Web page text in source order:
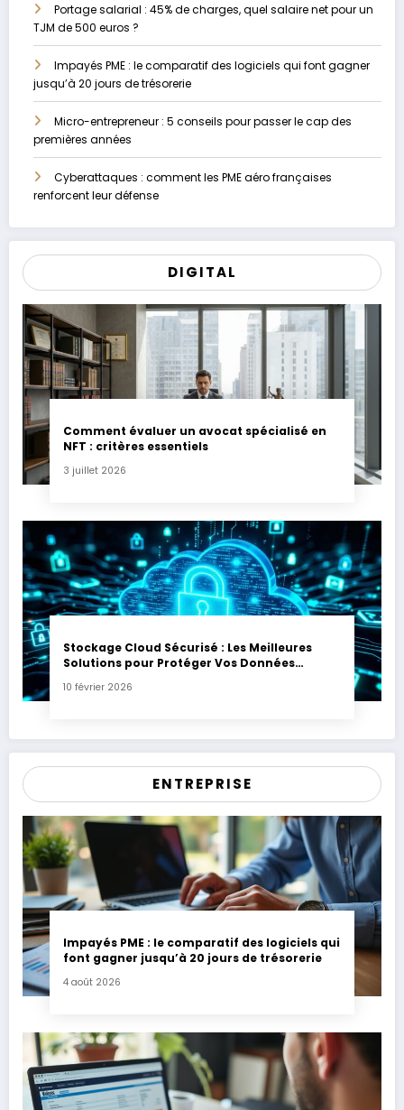
Portage salarial : 45% de charges, quel salaire net pour un
TJM de 500 euros ?
Impayés PME : le comparatif des logiciels qui font gagner
jusqu’à 20 jours de trésorerie
Micro-entrepreneur : 5 conseils pour passer le cap des
premières années
Cyberattaques : comment les PME aéro françaises
renforcent leur défense
DIGITAL
Comment évaluer un avocat spécialisé en
NFT : critères essentiels
3 juillet 2026
Stockage Cloud Sécurisé : Les Meilleures
Solutions pour Protéger Vos Données
10 février 2026
ENTREPRISE
Impayés PME : le comparatif des logiciels qui
font gagner jusqu’à 20 jours de trésorerie
4 août 2026